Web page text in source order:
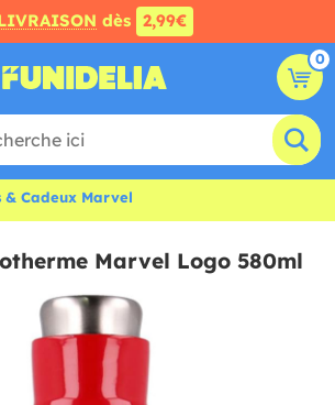
dès 2,99€
0
& Cadeux Marvel
Marvel Logo 580ml